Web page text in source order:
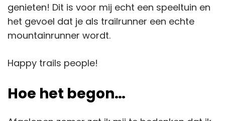
genieten! Dit is voor mij echt een speeltuin en
het gevoel dat je als trailrunner een echte
mountainrunner wordt.
Happy trails people!
Hoe het begon…